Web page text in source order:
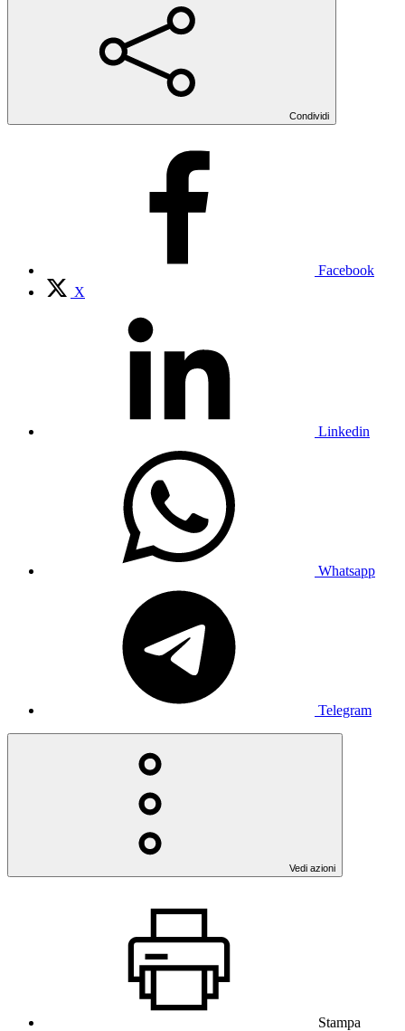
Condividi
Facebook
X
Linkedin
Whatsapp
Telegram
Vedi azioni
Stampa